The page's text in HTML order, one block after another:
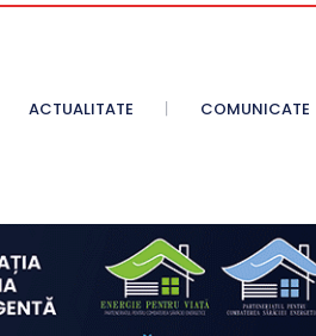
ACTUALITATE COMUNICATE